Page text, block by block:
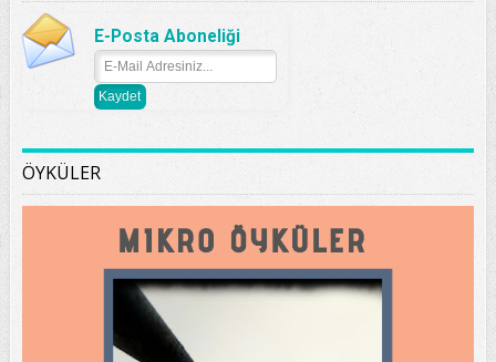
E-Posta Aboneliği
ÖYKÜLER